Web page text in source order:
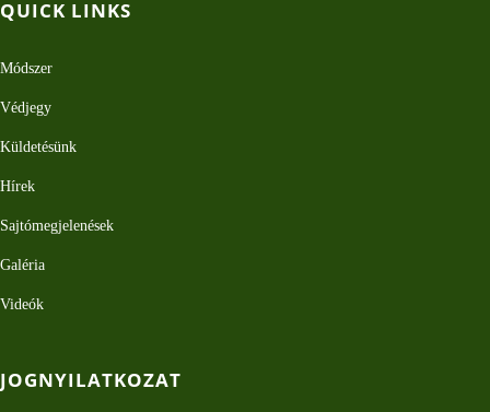
QUICK LINKS
Módszer
Védjegy
Küldetésünk
Hírek
Sajtómegjelenések
Galéria
Videók
JOGNYILATKOZAT